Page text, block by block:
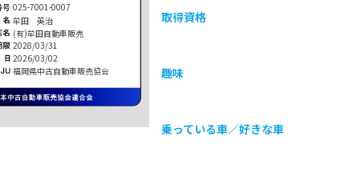
025-7001-0007
牟田 英治
(有)牟田自動車販売
2028/03/31
2026/03/02
福岡県中古自動車販売協会
取得資格
趣味
乗っている車／好きな車